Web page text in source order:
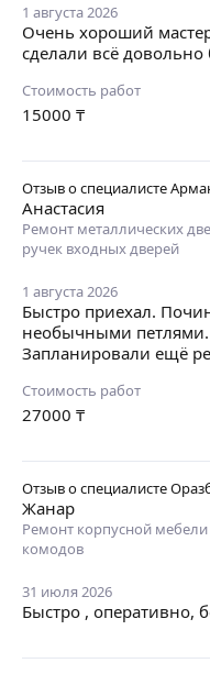
1 августа 2026
Очень хороший
сделали всё довольно
Стоимость работ
15000 ₸
Отзыв о специалисте
Анастасия
Ремонт металлических
ручек входных дверей
1 августа 2026
Быстро приехал.
необычными
Запланировали ещё
Стоимость работ
27000 ₸
Отзыв о специалисте
Жанар
Ремонт корпусной мебели
комодов
31 июля 2026
Быстро , оперативно,